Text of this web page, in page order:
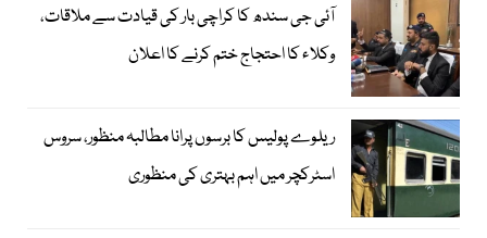
آئی جی سندھ کا کراچی بار کی قیادت سے ملاقات،
وکلاء کا احتجاج ختم کرنے کا اعلان
ریلوے پولیس کا برسوں پرانا مطالبہ منظور، سروس
اسٹرکچر میں اہم بہتری کی منظوری